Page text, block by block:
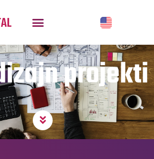
projekti